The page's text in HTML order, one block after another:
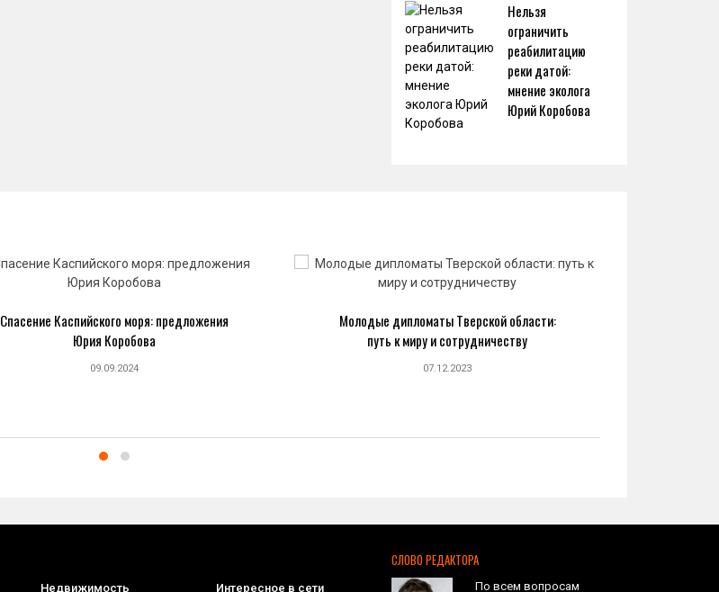
Нельзя
ограничить
реабилитацию
реки датой:
мнение эколога
Юрий Коробова
Спасение Каспийского моря: предложения
Юрия Коробова
09.09.2024
Молодые дипломаты Тверской области:
путь к миру и сотрудничеству
07.12.2023
Недвижимость Интересное в сети
СЛОВО РЕДАКТОРА
По всем вопросам